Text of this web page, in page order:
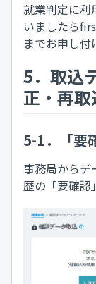
就業判定に利
いましたら
までお申し付
5．取込
正・再取
5-1．「要
事務局からデ
歴の「要確認